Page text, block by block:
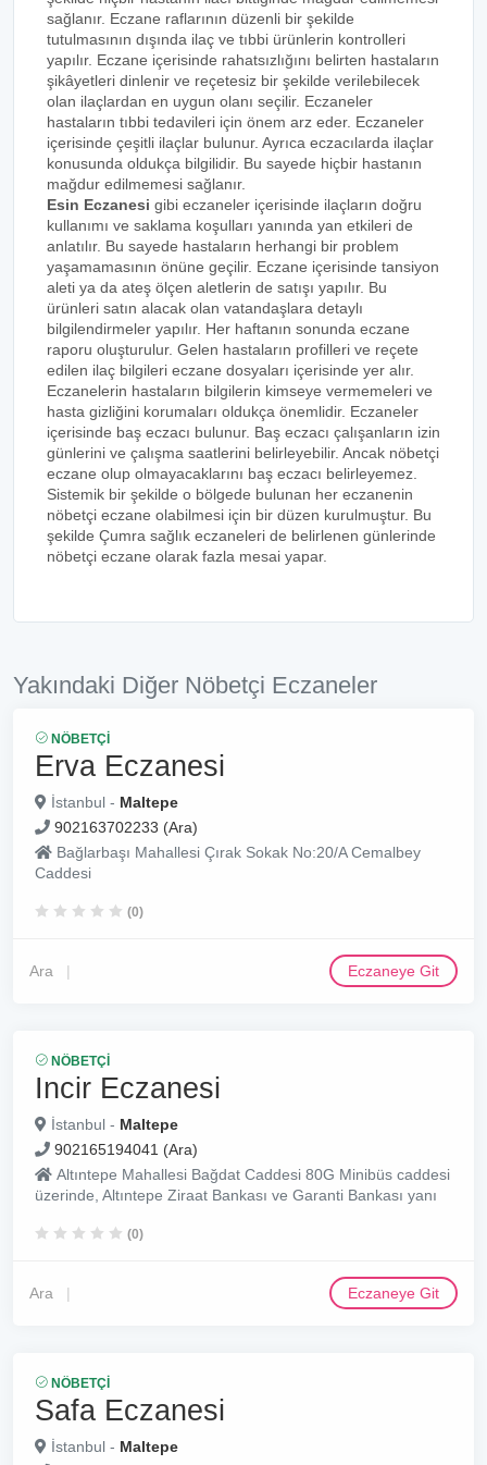
sağlanır. Eczane raflarının düzenli bir şekilde
tutulmasının dışında ilaç ve tıbbi ürünlerin kontrolleri
yapılır. Eczane içerisinde rahatsızlığını belirten hastaların
şikâyetleri dinlenir ve reçetesiz bir şekilde verilebilecek
olan ilaçlardan en uygun olanı seçilir. Eczaneler
hastaların tıbbi tedavileri için önem arz eder. Eczaneler
içerisinde çeşitli ilaçlar bulunur. Ayrıca eczacılarda ilaçlar
konusunda oldukça bilgilidir. Bu sayede hiçbir hastanın
mağdur edilmemesi sağlanır.
Esin Eczanesi gibi eczaneler içerisinde ilaçların doğru
kullanımı ve saklama koşulları yanında yan etkileri de
anlatılır. Bu sayede hastaların herhangi bir problem
yaşamamasının önüne geçilir. Eczane içerisinde tansiyon
aleti ya da ateş ölçen aletlerin de satışı yapılır. Bu
ürünleri satın alacak olan vatandaşlara detaylı
bilgilendirmeler yapılır. Her haftanın sonunda eczane
raporu oluşturulur. Gelen hastaların profilleri ve reçete
edilen ilaç bilgileri eczane dosyaları içerisinde yer alır.
Eczanelerin hastaların bilgilerin kimseye vermemeleri ve
hasta gizliğini korumaları oldukça önemlidir. Eczaneler
içerisinde baş eczacı bulunur. Baş eczacı çalışanların izin
günlerini ve çalışma saatlerini belirleyebilir. Ancak nöbetçi
eczane olup olmayacaklarını baş eczacı belirleyemez.
Sistemik bir şekilde o bölgede bulunan her eczanenin
nöbetçi eczane olabilmesi için bir düzen kurulmuştur. Bu
şekilde Çumra sağlık eczaneleri de belirlenen günlerinde
nöbetçi eczane olarak fazla mesai yapar.
Yakındaki Diğer Nöbetçi Eczaneler
NÖBETÇI
Erva Eczanesi
İstanbul - Maltepe
902163702233 (Ara)
Bağlarbaşı Mahallesi Çırak Sokak No:20/A Cemalbey
Caddesi
(0)
Ara Eczaneye Git
NÖBETÇI
Incir Eczanesi
İstanbul - Maltepe
902165194041 (Ara)
Altıntepe Mahallesi Bağdat Caddesi 80G Minibüs caddesi
üzerinde, Altıntepe Ziraat Bankası ve Garanti Bankası yanı
(0)
Ara Eczaneye Git
NÖBETÇI
Safa Eczanesi
İstanbul - Maltepe